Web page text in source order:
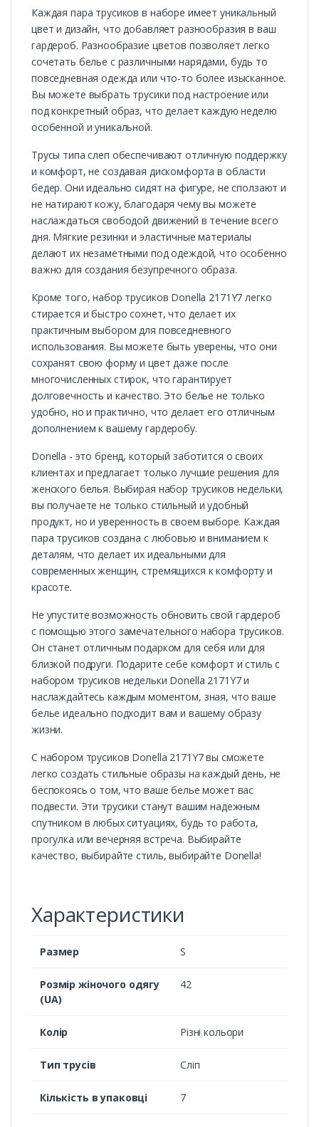
Каждая пара трусиков в наборе имеет уникальный
цвет и дизайн, что добавляет разнообразия в ваш
гардероб. Разнообразие цветов позволяет легко
сочетать белье с различными нарядами, будь то
повседневная одежда или что-то более изысканное.
Вы можете выбрать трусики под настроение или
под конкретный образ, что делает каждую неделю
особенной и уникальной.
Трусы типа слеп обеспечивают отличную поддержку
и комфорт, не создавая дискомфорта в области
бедер. Они идеально сидят на фигуре, не сползают и
не натирают кожу, благодаря чему вы можете
наслаждаться свободой движений в течение всего
дня. Мягкие резинки и эластичные материалы
делают их незаметными под одеждой, что особенно
важно для создания безупречного образа.
Кроме того, набор трусиков Donella 2171Y7 легко
стирается и быстро сохнет, что делает их
практичным выбором для повседневного
использования. Вы можете быть уверены, что они
сохранят свою форму и цвет даже после
многочисленных стирок, что гарантирует
долговечность и качество. Это белье не только
удобно, но и практично, что делает его отличным
дополнением к вашему гардеробу.
Donella - это бренд, который заботится о своих
клиентах и предлагает только лучшие решения для
женского белья. Выбирая набор трусиков недельки,
вы получаете не только стильный и удобный
продукт, но и уверенность в своем выборе. Каждая
пара трусиков создана с любовью и вниманием к
деталям, что делает их идеальными для
современных женщин, стремящихся к комфорту и
красоте.
Не упустите возможность обновить свой гардероб
с помощью этого замечательного набора трусиков.
Он станет отличным подарком для себя или для
близкой подруги. Подарите себе комфорт и стиль с
набором трусиков недельки Donella 2171Y7 и
наслаждайтесь каждым моментом, зная, что ваше
белье идеально подходит вам и вашему образу
жизни.
С набором трусиков Donella 2171Y7 вы сможете
легко создать стильные образы на каждый день, не
беспокоясь о том, что ваше белье может вас
подвести. Эти трусики станут вашим надежным
спутником в любых ситуациях, будь то работа,
прогулка или вечерняя встреча. Выбирайте
качество, выбирайте стиль, выбирайте Donella!
Характеристики
Размер S
Розмір жіночого одягу
(UA)
42
Колір Різні кольори
Тип трусів Сліп
Кількість в упаковці 7